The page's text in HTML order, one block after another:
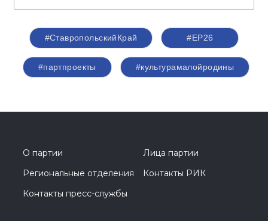
#СтавропольскийКрай #ЕР26
#партпроекты #культурамалойродины
О партии
Лица партии
Региональные отделения
Контакты РИК
Контакты пресс-службы